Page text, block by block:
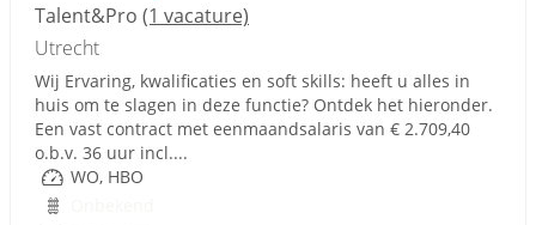
Talent&Pro (1 vacature)
Utrecht
Wij Ervaring, kwalificaties en soft skills: heeft u alles in
huis om te slagen in deze functie? Ontdek het hieronder.
Een vast contract met eenmaandsalaris van € 2.709,40
o.b.v. 36 uur incl....
WO, HBO